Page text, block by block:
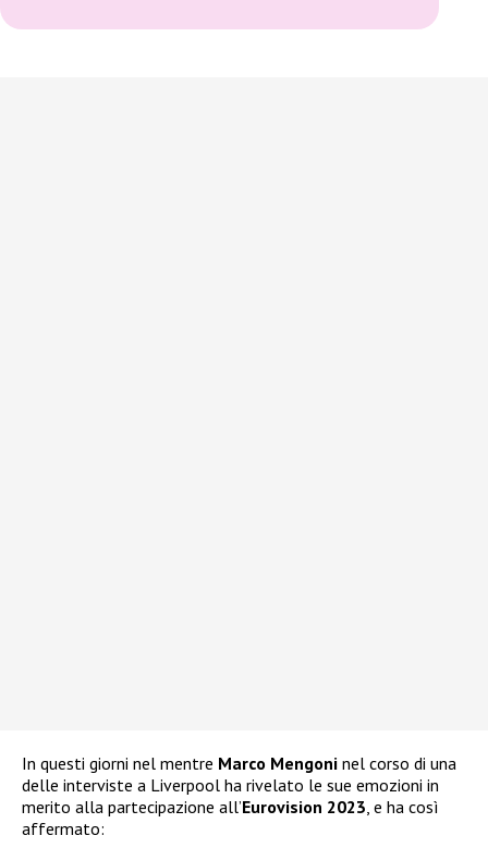
In questi giorni nel mentre Marco Mengoni nel corso di una
delle interviste a Liverpool ha rivelato le sue emozioni in
merito alla partecipazione all’Eurovision 2023, e ha così
affermato: